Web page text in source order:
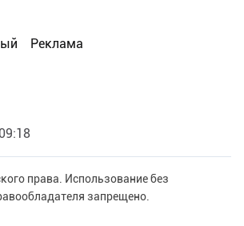
Реклама
права. Использование без
запрещено.